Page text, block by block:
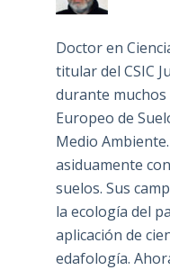
Doctor en
titular del CSIC
durante muchos
Europeo de
Medio
asiduamente
suelos. Sus
la ecología del
aplicación de
edafología.